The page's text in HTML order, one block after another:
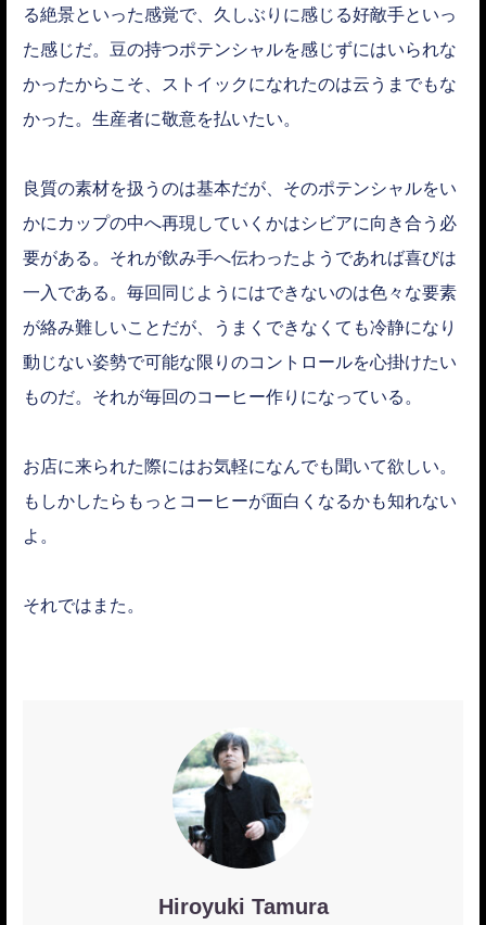
る絶景といった感覚で、久しぶりに感じる好敵手といっ
た感じだ。豆の持つポテンシャルを感じずにはいられな
かったからこそ、ストイックになれたのは云うまでもな
かった。生産者に敬意を払いたい。
良質の素材を扱うのは基本だが、そのポテンシャルをい
かにカップの中へ再現していくかはシビアに向き合う必
要がある。それが飲み手へ伝わったようであれば喜びは
一入である。毎回同じようにはできないのは色々な要素
が絡み難しいことだが、うまくできなくても冷静になり
動じない姿勢で可能な限りのコントロールを心掛けたい
ものだ。それが毎回のコーヒー作りになっている。
お店に来られた際にはお気軽になんでも聞いて欲しい。
もしかしたらもっとコーヒーが面白くなるかも知れない
よ。
それではまた。
Hiroyuki Tamura